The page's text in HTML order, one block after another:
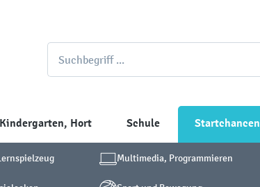
Kindergarten, Hort Schule
Multimedia, Programmieren